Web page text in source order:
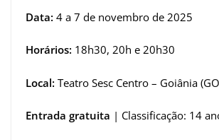
Data: 4 a 7 de novembro de 2025
Horários: 18h30, 20h e 20h30
Local: Teatro Sesc Centro – Goiânia
Entrada gratuita | Classificação: 14